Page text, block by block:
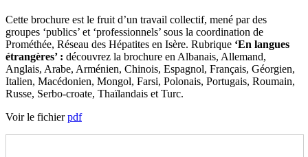
Cette brochure est le fruit d’un travail collectif, mené par des
groupes ‘publics’ et ‘professionnels’ sous la coordination de
Prométhée, Réseau des Hépatites en Isère. Rubrique ‘En langues
étrangères’ : découvrez la brochure en Albanais, Allemand,
Anglais, Arabe, Arménien, Chinois, Espagnol, Français, Géorgien,
Italien, Macédonien, Mongol, Farsi, Polonais, Portugais, Roumain,
Russe, Serbo-croate, Thaïlandais et Turc.
Voir le fichierpdf